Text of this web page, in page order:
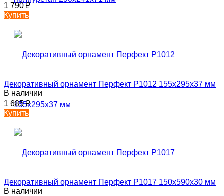
1 790₽
Купить
Декоративный орнамент Перфект P1012 155х295х37 мм
В наличии
1 685₽
Купить
Декоративный орнамент Перфект P1017 150х590х30 мм
В наличии